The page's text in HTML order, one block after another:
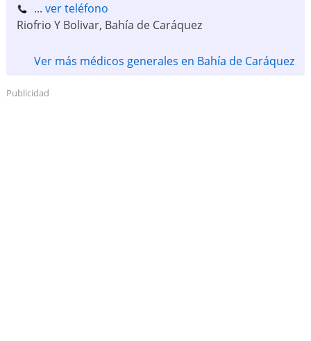
... ver teléfono
Riofrio Y Bolivar, Bahía de Caráquez
Ver más médicos generales en Bahía de Caráquez
Publicidad